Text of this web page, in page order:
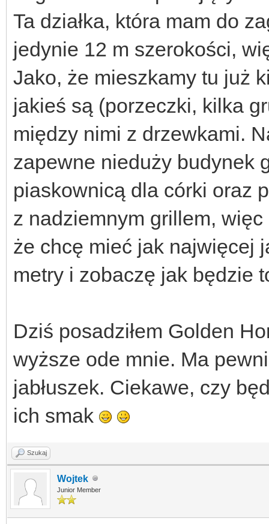
Ta działka, która mam do
jedynie 12 m szerokości,
Jako, że mieszkamy tu już
jakieś są (porzeczki, kilka
między nimi z drzewkami.
zapewne nieduży budynek
piaskownicą dla córki oraz
z nadziemnym grillem,
że chcę mieć jak najwięcej
metry i zobaczę jak będzie
Dziś posadziłem Golden
wyższe ode mnie. Ma
jabłuszek. Ciekawe, czy
ich smak
Szukaj
Wojtek
Junior Member